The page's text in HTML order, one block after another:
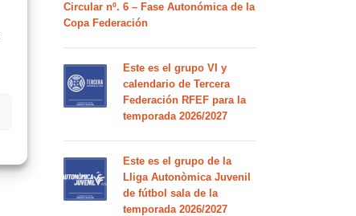
Circular nº. 6 – Fase Autonómica de la
Copa Federación
Este es el grupo VI y
calendario de Tercera
Federación RFEF para la
temporada 2026/2027
Este es el grupo de la
Lliga Autonòmica Juvenil
de fútbol sala de la
temporada 2026/2027